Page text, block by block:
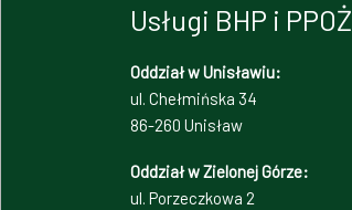
Usługi BHP i PPOŻ
Oddział w Unisławiu:
ul. Chełmińska 34
86-260 Unisław
Oddział w Zielonej Górze:
ul. Porzeczkowa 2